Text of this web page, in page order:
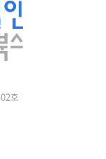
호